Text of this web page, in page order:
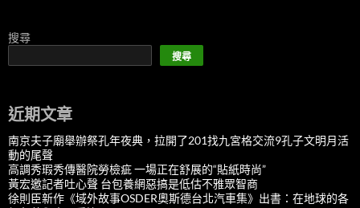
搜尋
搜尋
近期文章
南京夫子廟舉辦祭孔年夜典，拉開了201找九宮格交流9孔子文明月活
動的尾聲
高調秀瑕秀傳醫院勞檢疵 一場正在舒展的“貼紙時尚”
黃宏邀記者吐心聲 台包養網惡搞是低估不雅眾智商
徐則臣新作《域外故事OSDER奧斯德台北汽車集》出書：在地球的各